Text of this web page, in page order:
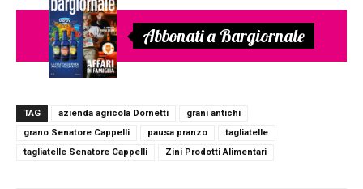
Abbonati a Bargiornale
TAG azienda agricola Dornetti
grani antichi
grano Senatore Cappelli
pausa pranzo
tagliatelle
tagliatelle Senatore Cappelli
Zini Prodotti Alimentari